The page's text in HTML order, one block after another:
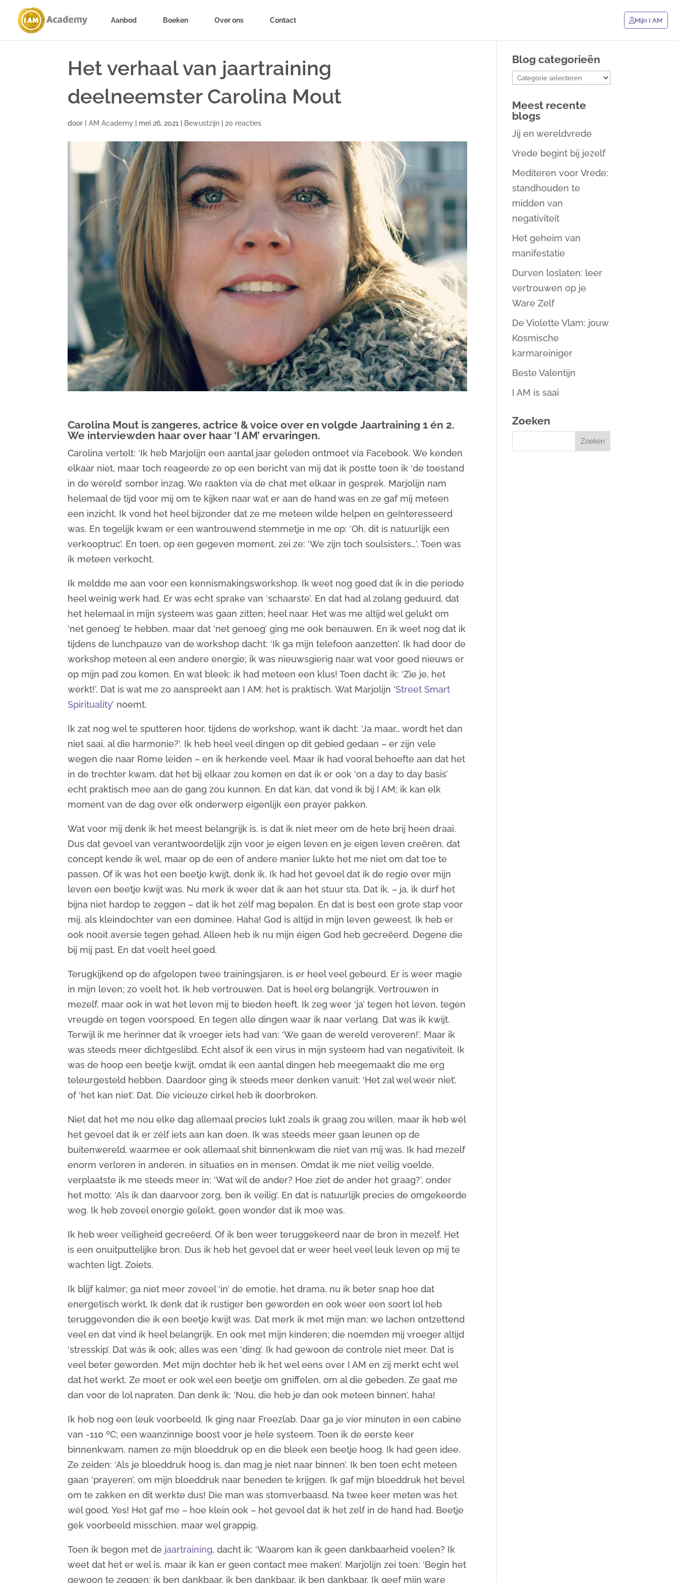
Aanbod Boeken Over ons Contact Mijn I AM
Het verhaal van jaartraining
deelneemster Carolina Mout
door I AM Academy mei 26, 2021 Bewustzijn 20 reacties
Carolina Mout is zangeres, actrice & voice over en volgdeJaartraining 1 én 2.
We interviewden haar over haar ‘I AM’ ervaringen.
Carolina vertelt: ‘Ik heb Marjolijn een aantal jaar geleden ontmoet via Facebook. We kenden
elkaar niet, maar toch reageerde ze op een bericht van mij dat ik postte toen ik ‘de toestand
in de wereld’ somber inzag. We raakten via de chat met elkaar in gesprek. Marjolijn nam
helemaal de tijd voor mij om te kijken naar wat er aan de hand was en ze gaf mij meteen
een inzicht. Ik vond het heel bijzonder dat ze me meteen wilde helpen en geïnteresseerd
was. En tegelijk kwam er een wantrouwend stemmetje in me op: ‘Oh, dit is natuurlijk een
verkooptruc’. En toen, op een gegeven moment, zei ze: ‘We zijn toch soulsisters…’. Toen was
ik meteen verkocht.
Ik meldde me aan voor een kennismakingsworkshop. Ik weet nog goed dat ik in die periode
heel weinig werk had. Er was echt sprake van ‘schaarste’. En dat had al zolang geduurd, dat
het helemaal in mijn systeem was gaan zitten; heel naar. Het was me altijd wel gelukt om
‘net genoeg’ te hebben, maar dat ‘net genoeg’ ging me ook benauwen. En ik weet nog dat ik
tijdens de lunchpauze van de workshop dacht: ‘Ik ga mijn telefoon aanzetten’. Ik had door de
workshop meteen al een andere energie; ik was nieuwsgierig naar wat voor goed nieuws er
op mijn pad zou komen. En wat bleek: ik had meteen een klus! Toen dacht ik: ‘Zie je, het
werkt!’. Dat is wat me zo aanspreekt aan I AM: het is praktisch. Wat Marjolijn ‘Street Smart
Spirituality’ noemt.
Ik zat nog wel te sputteren hoor, tijdens de workshop, want ik dacht: ‘Ja maar… wordt het dan
niet saai, al die harmonie?’. Ik heb heel veel dingen op dit gebied gedaan – er zijn vele
wegen die naar Rome leiden – en ik herkende veel. Maar ik had vooral behoefte aan dat het
in de trechter kwam, dat het bij elkaar zou komen en dat ik er ook ‘on a day to day basis’
echt praktisch mee aan de gang zou kunnen. En dat kan, dat vond ik bij I AM; ik kan elk
moment van de dag over elk onderwerp eigenlijk een prayer pakken.
Wat voor mij denk ik het meest belangrijk is, is dat ik niet meer om de hete brij heen draai.
Dus dat gevoel van verantwoordelijk zijn voor je eigen leven en je eigen leven creëren, dat
concept kende ik wel, maar op de een of andere manier lukte het me niet om dat toe te
passen. Of ik was het een beetje kwijt, denk ik. Ik had het gevoel dat ik de regie over mijn
leven een beetje kwijt was. Nu merk ik weer dat ik aan het stuur sta. Dat ik, – ja, ik durf het
bijna niet hardop te zeggen – dat ik het zélf mag bepalen. En dat is best een grote stap voor
mij, als kleindochter van een dominee. Haha! God is altijd in mijn leven geweest. Ik heb er
ook nooit aversie tegen gehad. Alleen heb ik nu mijn éigen God heb gecreëerd. Degene die
bij mij past. En dat voelt heel goed.
Terugkijkend op de afgelopen twee trainingsjaren, is er heel veel gebeurd. Er is weer magie
in mijn leven; zo voelt het. Ik heb vertrouwen. Dat is heel erg belangrijk. Vertrouwen in
mezelf, maar ook in wat het leven mij te bieden heeft. Ik zeg weer ‘ja’ tegen het leven, tegen
vreugde en tegen voorspoed. En tegen alle dingen waar ik naar verlang. Dat was ik kwijt.
Terwijl ik me herinner dat ik vroeger iets had van: ‘We gaan de wereld veroveren!’. Maar ik
was steeds meer dichtgeslibd. Echt alsof ik een virus in mijn systeem had van negativiteit. Ik
was de hoop een beetje kwijt, omdat ik een aantal dingen heb meegemaakt die me erg
teleurgesteld hebben. Daardoor ging ik steeds meer denken vanuit: ‘Het zal wel weer niet’,
of ‘het kan niet’. Dat. Die vicieuze cirkel heb ik doorbroken.
Niet dat het me nou elke dag allemaal precies lukt zoals ik graag zou willen, maar ik heb wél
het gevoel dat ik er zélf iets aan kan doen. Ik was steeds meer gaan leunen op de
buitenwereld, waarmee er ook allemaal shit binnenkwam die niet van mij was. Ik had mezelf
enorm verloren in anderen, in situaties en in mensen. Omdat ik me niet veilig voelde,
verplaatste ik me steeds meer in: ‘Wat wil de ander? Hoe ziet de ander het graag?’, onder
het motto: ‘Als ik dan daarvoor zorg, ben ik veilig’. En dat is natuurlijk precies de omgekeerde
weg. Ik heb zoveel energie gelekt, geen wonder dat ik moe was.
Ik heb weer veiligheid gecreëerd. Of ik ben weer teruggekeerd naar de bron in mezelf. Het
is een onuitputtelijke bron. Dus ik heb het gevoel dat er weer heel veel leuk leven op mij te
wachten ligt. Zoiets.
Ik blijf kalmer; ga niet meer zoveel ‘in’ de emotie, het drama, nu ik beter snap hoe dat
energetisch werkt. Ik denk dat ik rustiger ben geworden en ook weer een soort lol heb
teruggevonden die ik een beetje kwijt was. Dat merk ik met mijn man: we lachen ontzettend
veel en dat vind ik heel belangrijk. En ook met mijn kinderen; die noemden mij vroeger altijd
‘stresskip’. Dat wás ik ook; alles was een ‘ding’. Ik had gewoon de controle niet meer. Dat is
veel beter geworden. Met mijn dochter heb ik het wel eens over I AM en zij merkt echt wel
dat het werkt. Ze moet er ook wel een beetje om gniffelen, om al die gebeden. Ze gaat me
dan voor de lol napraten. Dan denk ik: ‘Nou, die heb je dan ook meteen binnen’, haha!
Ik heb nog een leuk voorbeeld. Ik ging naar Freezlab. Daar ga je vier minuten in een cabine
van -110 ºC; een waanzinnige boost voor je hele systeem. Toen ik de eerste keer
binnenkwam, namen ze mijn bloeddruk op en die bleek een beetje hoog. Ik had geen idee.
Ze zeiden: ‘Als je bloeddruk hoog is, dan mag je niet naar binnen’. Ik ben toen echt meteen
gaan ‘prayeren’, om mijn bloeddruk naar beneden te krijgen. Ik gaf mijn bloeddruk het bevel
om te zakken en dit werkte dus! Die man was stomverbaasd. Na twee keer meten was het
wél goed. Yes! Het gaf me – hoe klein ook – het gevoel dat ik het zelf in de hand had. Beetje
gek voorbeeld misschien, maar wel grappig.
Toen ik begon met de jaartraining, dacht ik: ‘Waarom kan ik geen dankbaarheid voelen? Ik
weet dat het er wel is, maar ik kan er geen contact mee maken’. Marjolijn zei toen: ‘Begin het
gewoon te zeggen: ik ben dankbaar, ik ben dankbaar, ik ben dankbaar. Ik geef mijn ware
Blog categorieën
Blog
Meest recente
blogs
Jij en wereldvrede
Vrede begint bij jezelf
Mediteren voor Vrede:
standhouden te
midden van
negativiteit
Het geheim van
manifestatie
Durven loslaten: leer
vertrouwen op je
Ware Zelf
De Violette Vlam: jouw
Kosmische
karmareiniger
Beste Valentijn
I AM is saai
Zoeken